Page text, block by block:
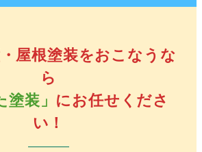
屋根塗装をおこなうな
ら
塗装」 にお任せくださ
い！